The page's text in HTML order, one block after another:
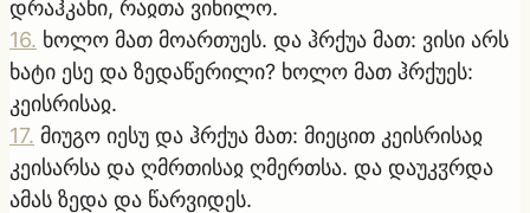
დრაჰკანი, რაჲთა ვიხილო.
16. ხოლო მათ მოართუეს. და ჰრქუა მათ: ვისი არს
ხატი ესე და ზედაწერილი? ხოლო მათ ჰრქუეს:
კეისრისაჲ.
17. მიუგო იესუ და ჰრქუა მათ: მიეცით კეისრისაჲ
კეისარსა და ღმრთისაჲ ღმერთსა. და დაუკჳრდა
ამას ზედა და წარვიდეს.